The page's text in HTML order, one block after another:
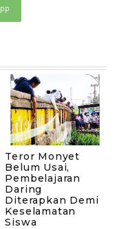
Teror Monyet
Belum Usai,
Pembelajaran
Daring
Diterapkan Demi
Keselamatan
Siswa